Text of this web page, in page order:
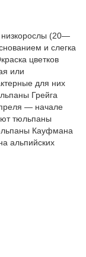
низкорослы (20—
и слегка
цветков
или
для них
Грейга
— начале
тюльпаны
Кауфмана
альпийских